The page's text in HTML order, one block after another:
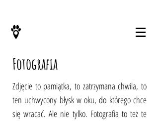
Fotografia
Zdjęcie to pamiątka, to zatrzymana chwila, to
ten uchwycony błysk w oku, do którego chce
się wracać. Ale nie tylko. Fotografia to też te